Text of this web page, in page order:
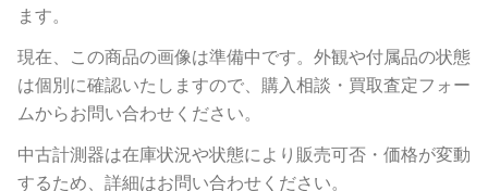
ます。
現在、この商品の画像は準備中です。外観や付属品の状態
は個別に確認いたしますので、購入相談・買取査定フォー
ムからお問い合わせください。
中古計測器は在庫状況や状態により販売可否・価格が変動
するため、詳細はお問い合わせください。